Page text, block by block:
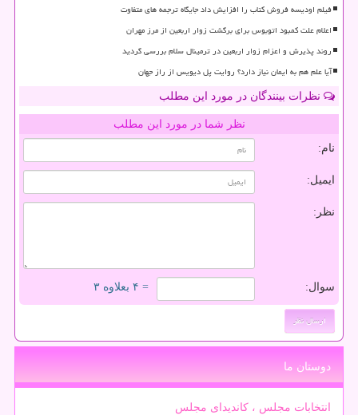
فیلم اودیسه فروش کتاب را افزایش داد جایگاه ترجمه های متفاوت
اعلام علت کمبود اتوبوس برای برگشت زوار اربعین از مرز مهران
روند پذیرش و اعزام زوار اربعین در ترمینال سلام بررسی گردید
آیا علم هم به ایمان نیاز دارد؟ روایت پل دیویس از راز جهان
نظرات بینندگان در مورد این مطلب
نظر شما در مورد این مطلب
نام:
ایمیل:
نظر:
سوال: = ۴ بعلاوه ۳
دوستان ما
انتخابات مجلس ، کاندیدای مجلس